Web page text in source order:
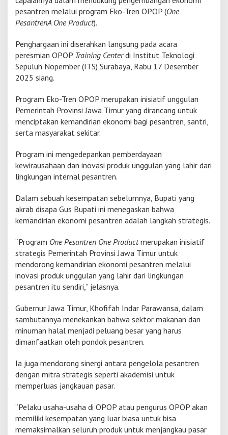
t
o
i
a
r
i
a
i
G
b
e
r
n
r
K
h
i
f
a
h
d
i
P
O
P
r
i
n
i
g
C
e
n
pesantren melalui program Eko-Tren OPOP (One
PesantrenA One Product).
Penghargaan ini diserahkan langsung pada acara
peresmian OPOP Training Centerdi Institut Teknologi
Sepuluh Nopember (ITS) Surabaya, Rabu 17 Desember
2025 siang.
Program Eko-Tren OPOP merupakan inisiatif unggulan
Pemerintah Provinsi Jawa Timur yang dirancang untuk
menciptakan kemandirian ekonomi bagi pesantren, santri,
serta masyarakat sekitar.
Program ini mengedepankan pemberdayaan
kewirausahaan dan inovasi produk unggulan yang lahir dari
lingkungan internal pesantren.
Dalam sebuah kesempatan sebelumnya, Bupati yang
akrab disapa Gus Bupati ini menegaskan bahwa
kemandirian ekonomi pesantren adalah langkah strategis.
“Program One Pesantren One Productmerupakan inisiatif
strategis Pemerintah Provinsi Jawa Timur untuk
mendorong kemandirian ekonomi pesantren melalui
inovasi produk unggulan yang lahir dari lingkungan
pesantren itu sendiri,” jelasnya.
Gubernur Jawa Timur, Khofifah Indar Parawansa, dalam
sambutannya menekankan bahwa sektor makanan dan
minuman halal menjadi peluang besar yang harus
dimanfaatkan oleh pondok pesantren.
Ia juga mendorong sinergi antara pengelola pesantren
dengan mitra strategis seperti akademisi untuk
memperluas jangkauan pasar.
“Pelaku usaha-usaha di OPOP atau pengurus OPOP akan
memiliki kesempatan yang luar biasa untuk bisa
memaksimalkan seluruh produk untuk menjangkau pasar